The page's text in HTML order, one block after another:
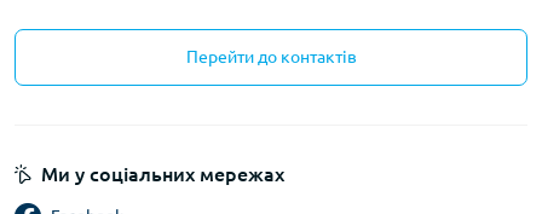
Перейти до контактів
Ми у соціальних мережах